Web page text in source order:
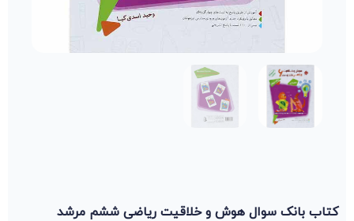
کتاب بانک سوال هوش و خلاقیت ریاضی ششم مرشد